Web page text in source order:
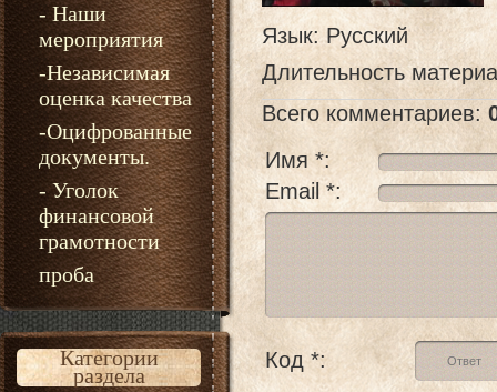
- Наши
мероприятия
-Независимая
оценка качества
-Оцифрованные
документы.
- Уголок
финансовой
грамотности
проба
Категории
раздела
Язык: Русский
Длительность
Всего комментариев:
Имя *:
Email *:
Код *: